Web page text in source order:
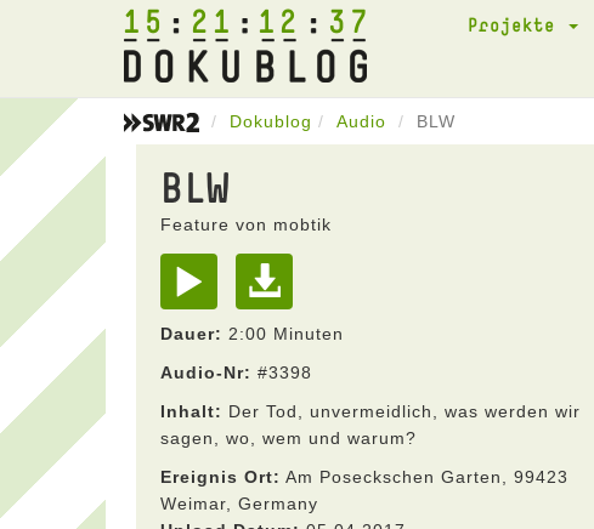
15 21 12 37 Projekte
Dokublog Audio BLW
BLW
Feature von mobtik
Dauer: 2:00 Minuten
Audio-Nr: #3398
Inhalt: Der Tod, unvermeidlich, was werden wir
sagen, wo, wem und warum?
Ereignis Ort: Am Poseckschen Garten, 99423
Weimar, Germany